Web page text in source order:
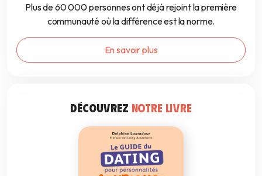
Plus de 60 000 personnes ont déjà rejoint la première
communauté où la différence est la norme.
En savoir plus
DÉCOUVREZ NOTRE LIVRE